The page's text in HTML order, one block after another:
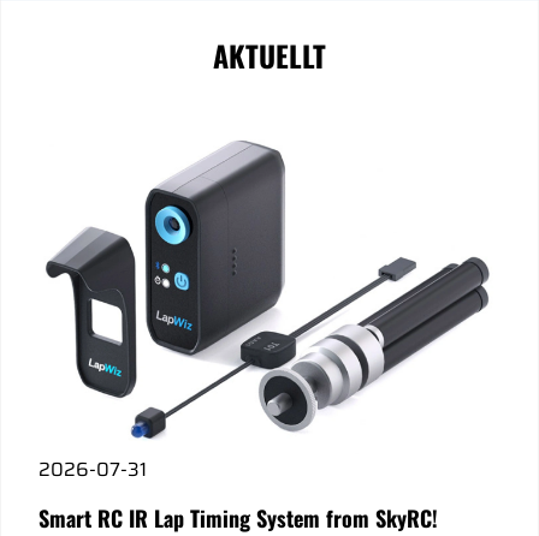
AKTUELLT
2026-07-31
Smart RC IR Lap Timing System from SkyRC!